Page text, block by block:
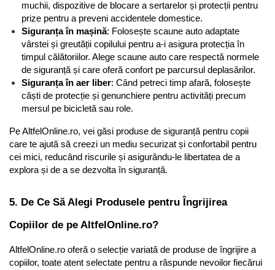
muchii, dispozitive de blocare a sertarelor și protecții pentru
prize pentru a preveni accidentele domestice.
Siguranța în mașină: Folosește scaune auto adaptate
vârstei și greutății copilului pentru a-i asigura protecția în
timpul călătoriilor. Alege scaune auto care respectă normele
de siguranță și care oferă confort pe parcursul deplasărilor.
Siguranța în aer liber: Când petreci timp afară, folosește
căști de protecție și genunchiere pentru activități precum
mersul pe bicicletă sau role.
Pe AltfelOnline.ro, vei găsi produse de siguranță pentru copii
care te ajută să creezi un mediu securizat și confortabil pentru
cei mici, reducând riscurile și asigurându-le libertatea de a
explora și de a se dezvolta în siguranță.
5. De Ce Să Alegi Produsele pentru Îngrijirea
Copiilor de pe AltfelOnline.ro?
AltfelOnline.ro oferă o selecție variată de produse de îngrijire a
copiilor, toate atent selectate pentru a răspunde nevoilor fiecărui